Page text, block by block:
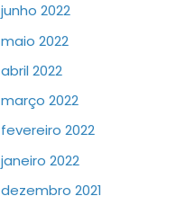
junho 2022
maio 2022
abril 2022
março 2022
fevereiro 2022
janeiro 2022
dezembro 2021